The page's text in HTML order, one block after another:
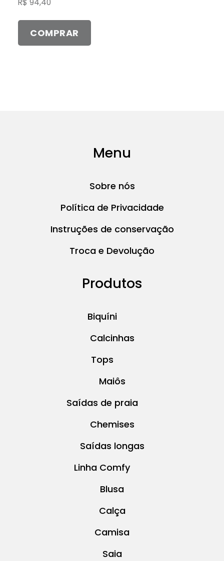
R$ 94,40
COMPRAR
podem
ser
escolhidas
na
Menu
Sobre nós
Política de Privacidade
Instruções de conservação
Troca e Devolução
Produtos
Biquíni
Calcinhas
Tops
Maiôs
Saídas de praia
Chemises
Saídas longas
Linha Comfy
Blusa
Calça
Camisa
Saia